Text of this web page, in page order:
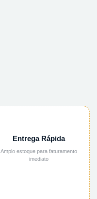
Entrega Rápida
Amplo estoque para faturamento
imediato